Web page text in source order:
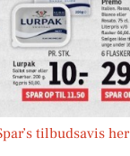
tilbudsavis her